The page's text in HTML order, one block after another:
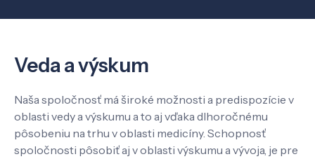
O nás
Veda a výskum
Naša spoločnosť má široké možnosti a predispozície v
oblasti vedy a výskumu a to aj vďaka dlhoročnému
pôsobeniu na trhu v oblasti medicíny. Schopnosť
spoločnosti pôsobiť aj v oblasti výskumu a vývoja, je pre